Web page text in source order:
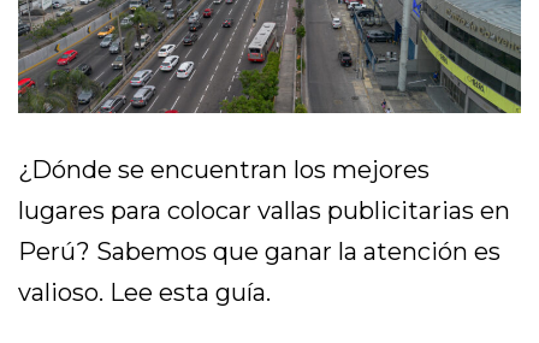
¿Dónde se encuentran los mejores
lugares para colocar vallas publicitarias en
Perú? Sabemos que ganar la atención es
valioso. Lee esta guía.